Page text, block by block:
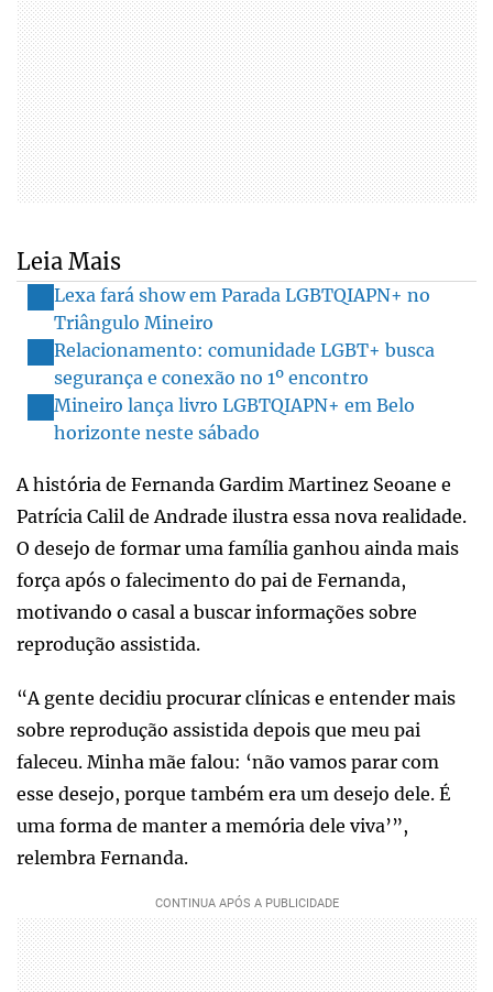
Leia Mais
Lexa fará show em Parada LGBTQIAPN+ no
Triângulo Mineiro
Relacionamento: comunidade LGBT+ busca
segurança e conexão no 1º encontro
Mineiro lança livro LGBTQIAPN+ em Belo
horizonte neste sábado
A história de Fernanda Gardim Martinez Seoane e
Patrícia Calil de Andrade ilustra essa nova realidade.
O desejo de formar uma família ganhou ainda mais
força após o falecimento do pai de Fernanda,
motivando o casal a buscar informações sobre
reprodução assistida.
“A gente decidiu procurar clínicas e entender mais
sobre reprodução assistida depois que meu pai
faleceu. Minha mãe falou: ‘não vamos parar com
esse desejo, porque também era um desejo dele. É
uma forma de manter a memória dele viva’”,
relembra Fernanda.